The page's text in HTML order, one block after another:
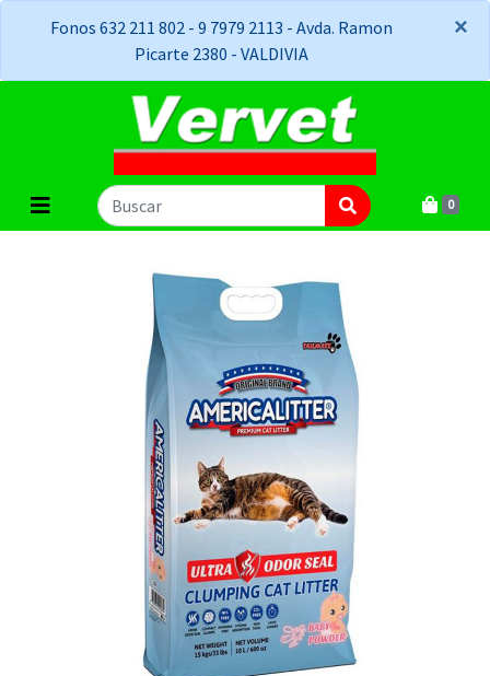
Fonos 632 211 802 - 9 7979 2113 - Avda. Ramon
Picarte 2380 - VALDIVIA
×
×
0